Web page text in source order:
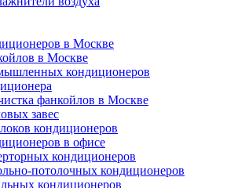
в Москве
в Москве
кондиционеров
фанкойлов в Москве
завес
кондиционеров
в офисе
кондиционеров
потолочных кондиционеров
кондиционеров